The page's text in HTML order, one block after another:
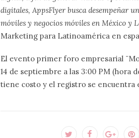
digitales, AppsFlyer busca desempeñar
móviles y negocios móviles en México y
Marketing para Latinoamérica en
El evento primer foro empresarial
14 de septiembre a las 3:00 PM (hora
tiene costo y el registro se encuentra